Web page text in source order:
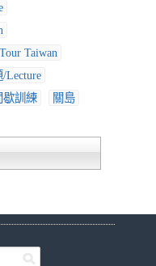
Taiwan
Lecture
歇訓練 關島